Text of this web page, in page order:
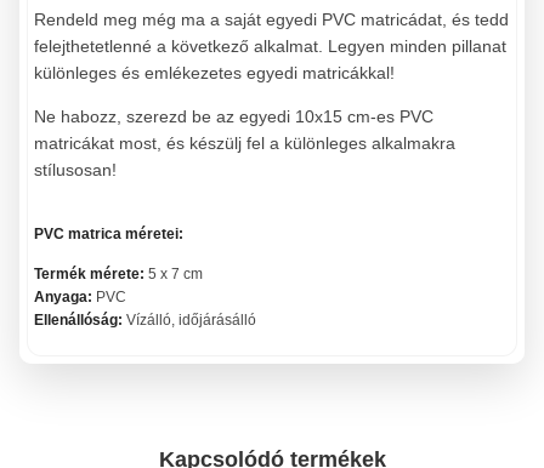
Rendeld meg még ma a saját egyedi PVC matricádat, és tedd
felejthetetlenné a következő alkalmat. Legyen minden pillanat
különleges és emlékezetes egyedi matricákkal!
Ne habozz, szerezd be az egyedi 10x15 cm-es PVC
matricákat most, és készülj fel a különleges alkalmakra
stílusosan!
PVC matrica méretei:
Termék mérete: 5 x 7 cm
Anyaga: PVC
Ellenállóság: Vízálló, időjárásálló
Kapcsolódó termékek